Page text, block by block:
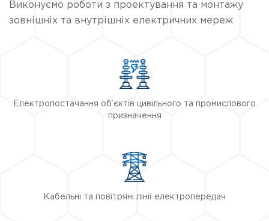
Виконуємо роботи з проектування та монтажу
зовнішніх та внутрішніх електричних мереж
Електропостачання об’єктів цивільного та промислового
призначення
Кабельні та повітряні лінії електропередач